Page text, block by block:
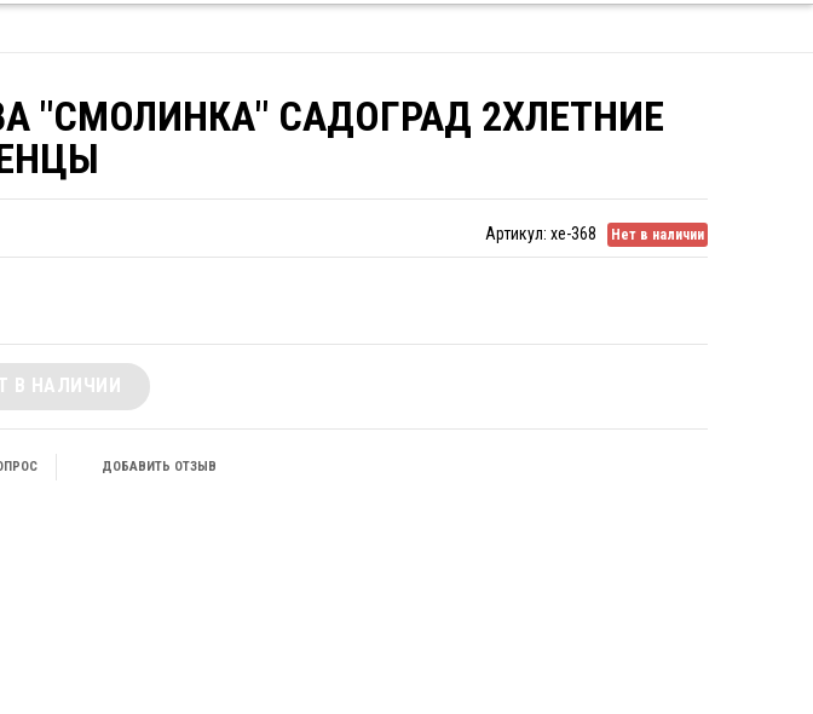
"СМОЛИНКА" САДОГРАД 2ХЛЕТНИЕ
Нет в наличии
Артикул: xe-368
В НАЛИЧИИ
ДОБАВИТЬ ОТЗЫВ